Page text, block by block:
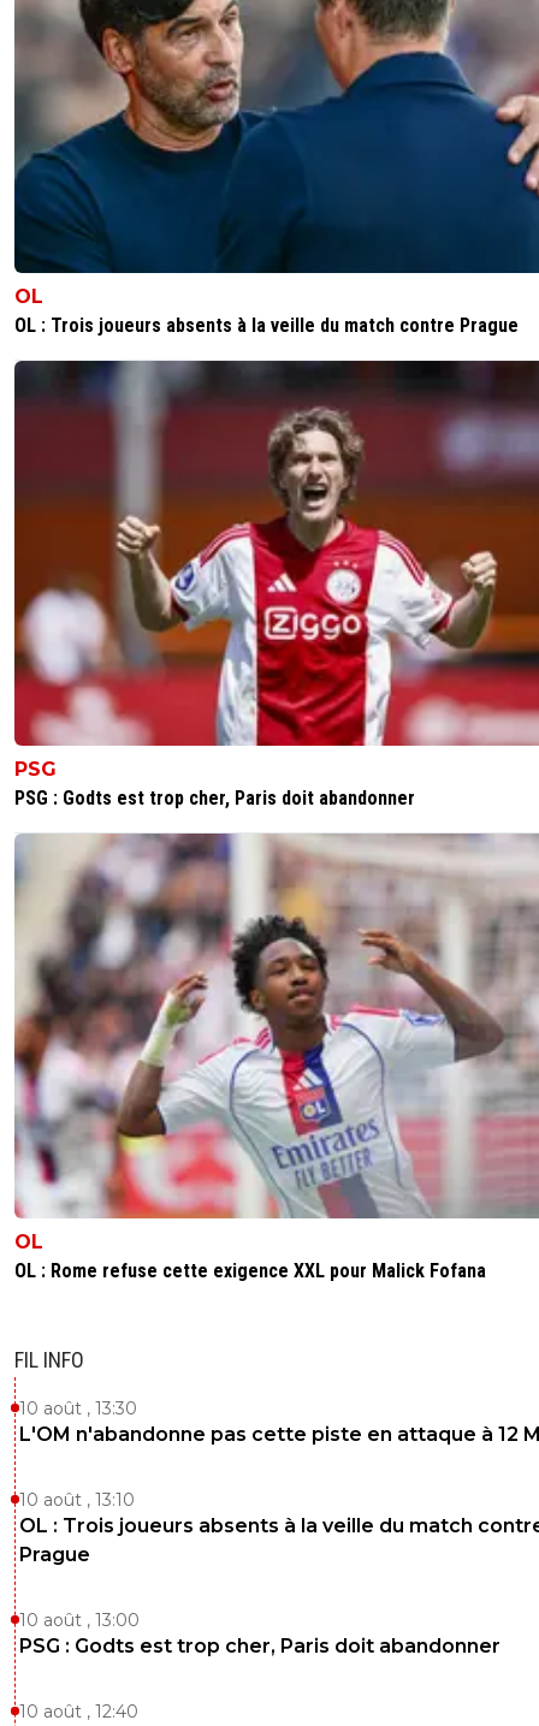
OL
OL : Trois joueurs absents à la veille du match contre Prague
PSG
PSG : Godts est trop cher, Paris doit abandonner
OL
OL : Rome refuse cette exigence XXL pour Malick Fofana
FIL INFO
10 août , 13:30
L'OM n'abandonne pas cette piste en attaque à 12
10 août , 13:10
OL : Trois joueurs absents à la veille du match
Prague
10 août , 13:00
PSG : Godts est trop cher, Paris doit abandonner
10 août , 12:40